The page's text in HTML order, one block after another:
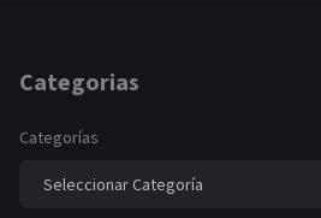
Categorias
Categorías